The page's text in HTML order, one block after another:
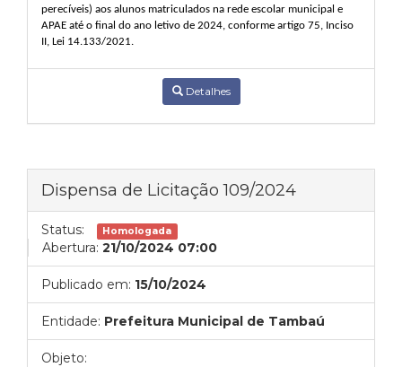
perecíveis) aos alunos matriculados na rede escolar municipal e
APAE até o final do ano letivo de 2024, conforme artigo 75, Inciso
II, Lei 14.133/2021.
Detalhes
Dispensa de Licitação 109/2024
Status: Homologada
Abertura: 21/10/2024 07:00
Publicado em: 15/10/2024
Entidade: Prefeitura Municipal de Tambaú
Objeto: